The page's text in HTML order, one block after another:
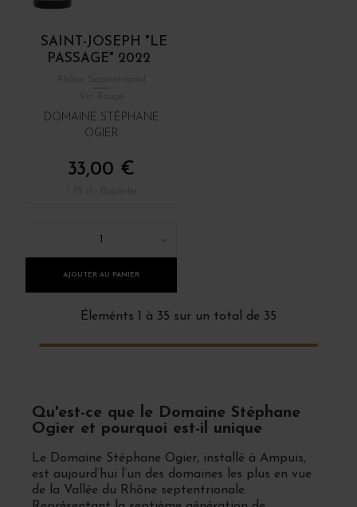
SAINT-JOSEPH "LE
PASSAGE" 2022
DOMAINE STÉPHANE
OGIER
33,00 €
1
AJOUTER AU PANIER
Éleménts 1 à 35 sur un total de 35
Qu'est-ce que le Domaine Stéphane
Ogier et pourquoi est-il unique
Le Domaine Stéphane Ogier, installé à Ampuis,
est aujourd’hui l’un des domaines les plus en vue
de la Vallée du Rhône septentrionale.